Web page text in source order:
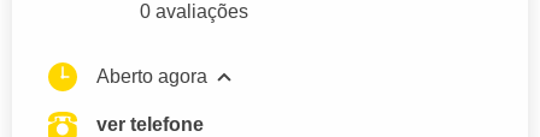
0 avaliações
Aberto agora
ver telefone